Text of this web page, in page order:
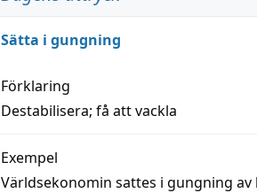
Sätta i gungning
Förklaring
Destabilisera; få att vackla
Exempel
Världsekonomin sattes i gungning